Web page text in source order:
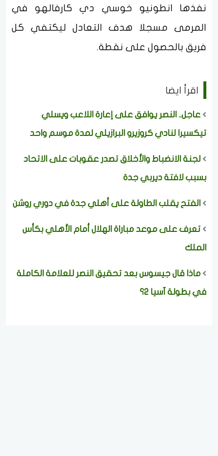
نفذها انطونيو خوسي دي كارفالهو في
المرمى مسجلا هدف التعادل ليكتفي كل
فريق بالحصول على نقطة.
اقرأ ايضا
عاجل.. النصر يوافق على إعارة اللاعب ويسلي
تيكسيرا لنادي كروزيرو البرازيلي لمدة موسم واحد
لجنة الانضباط والأخلاق تصدر عقوبات على الاتحاد
بسبب لافتة ديربي جدة
الفتح يقلب الطاولة على أهلي جدة في دوري روشن
تعرف على موعد مباراة الهلال أمام الأهلي بكأس
الملك
ماذا قال جيسوس بعد تحقيق النصر للعلامة الكاملة
في بطولة آسيا 2؟